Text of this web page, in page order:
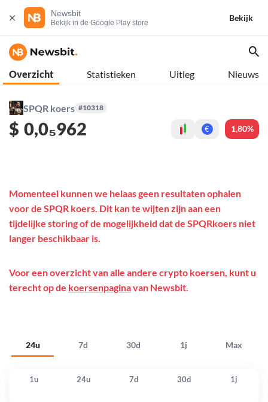
Newsbit
Bekijk in de Google Play store
Bekijk
Overzicht Statistieken Uitleg Nieuws
SPQR koers #10318
$ 0,0₅962 € 1,80%
24u 7d 30d 1j Max
Momenteel kunnen we helaas geen resultaten ophalen
voor de SPQR koers. Dit kan te wijten zijn aan een
tijdelijke storing of de mogelijkheid dat de SPQRkoers niet
langer beschikbaar is.
Voor een overzicht van alle andere crypto koersen, kunt u
terecht op de koersenpaginavan Newsbit.
1u 24u 7d 30d 1j